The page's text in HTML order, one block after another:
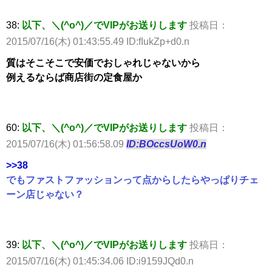
38: 以下、＼(^o^)／でVIPがお送りします 投稿日：
2015/07/16(木) 01:43:55.49 ID:fIukZp+d0.n
質はそこそこで安価でおしゃれじゃないから
例えるならば商店街の定食屋か
60: 以下、＼(^o^)／でVIPがお送りします 投稿日：
2015/07/16(木) 01:56:58.09 ID:BOccsUoW0.n
>>38
でもファストファッションって点からしたらやっぱりチェ
ーン店じゃない？
39: 以下、＼(^o^)／でVIPがお送りします 投稿日：
2015/07/16(木) 01:45:34.06 ID:i9159JQd0.n